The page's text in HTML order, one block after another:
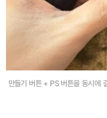
만들기 버튼 + PS 버튼을 동시에